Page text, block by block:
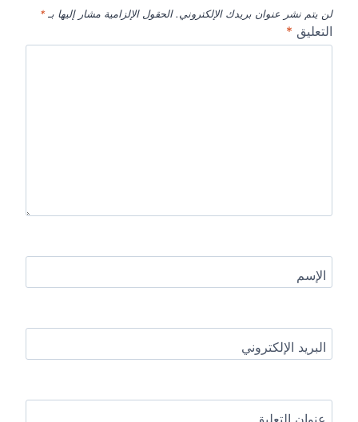
لن يتم نشر عنوان بريدك الإلكتروني. الحقول الإلزامية مشار إليها بـ*
التعليق *
الإسم
البريد الإلكتروني
عنوان التعليق